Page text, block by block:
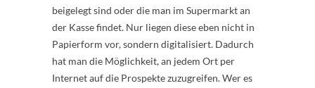
beigelegt sind oder die man im Supermarkt an
der Kasse findet. Nur liegen diese eben nicht in
Papierform vor, sondern digitalisiert. Dadurch
hat man die Möglichkeit, an jedem Ort per
Internet auf die Prospekte zuzugreifen. Wer es